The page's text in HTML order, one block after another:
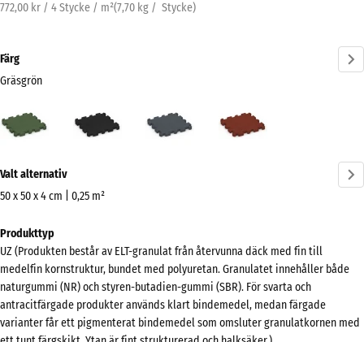
772,00 kr / 4 Stycke / m²(7,70 kg / Stycke)
Färg
Gräsgrön
(active)
information
om
Visa
färgpalett
Gräsgrön(active)
Valt alternativ
50 x 50 x 4 cm | 0,25 m²
för
frakt
540
x
540
Produkttyp
UZ (Produkten består av ELT-granulat från återvunna däck med fin till
medelfin kornstruktur, bundet med polyuretan. Granulatet innehåller både
naturgummi (NR) och styren-butadien-gummi (SBR). För svarta och
antracitfärgade produkter används klart bindemedel, medan färgade
varianter får ett pigmenterat bindemedel som omsluter granulatkornen med